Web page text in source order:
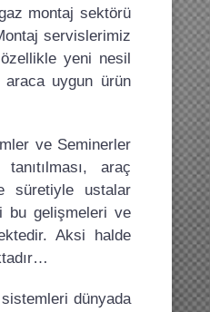
montaj sektörü
servislerimiz
yeni nesil
araca uygun ürün
ve Seminerler
araç
süretiyle ustalar
bu gelişmeleri ve
Aksi halde
dünyada